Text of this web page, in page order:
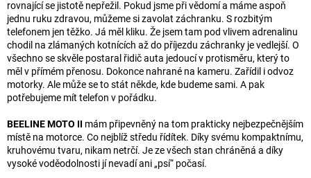
rovnající se jistotě nepřežil. Pokud jsme při vědomí a máme aspoň
jednu ruku zdravou, můžeme si zavolat záchranku. S rozbitým
telefonem jen těžko. Já měl kliku. Že jsem tam pod vlivem adrenalinu
chodil na zlámaných kotnících až do příjezdu záchranky je vedlejší. O
všechno se skvěle postaral řidič auta jedoucí v protisměru, který to
měl v přímém přenosu. Dokonce nahrané na kameru. Zařídil i odvoz
motorky. Ale může se to stát někde, kde budeme sami. A pak
potřebujeme mít telefon v pořádku.
BEELINE MOTO II mám připevněný na tom prakticky nejbezpečnějším
místě na motorce. Co nejblíž středu řídítek. Díky svému kompaktnímu,
kruhovému tvaru, nikam netrčí. Je ze všech stan chráněná a díky
vysoké voděodolnosti jí nevadí ani „psí“ počasí.